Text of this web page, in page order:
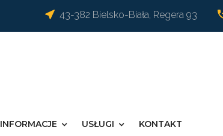
43-382 Bielsko-Biała, Regera 93
INFORMACJE USŁUGI KONTAKT